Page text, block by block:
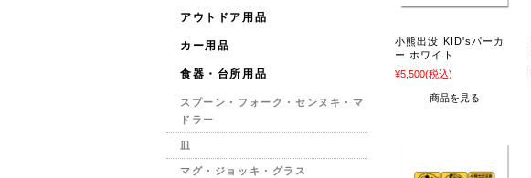
小熊出没 KID'sパーカ
ー ホワイト
¥5,500(税込)
商品を見る
アウトドア用品
カー用品
食器・台所用品
スプーン・フォーク・センヌキ・マ
ドラー
マグ・ジョッキ・グラス